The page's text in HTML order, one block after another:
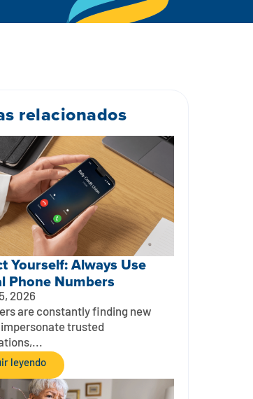
relacionados
Yourself: Always Use
Phone Numbers
2026
are constantly finding new
trusted
leyendo